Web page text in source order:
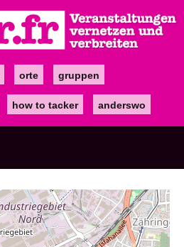
orte gruppen
how to tacker anderswo